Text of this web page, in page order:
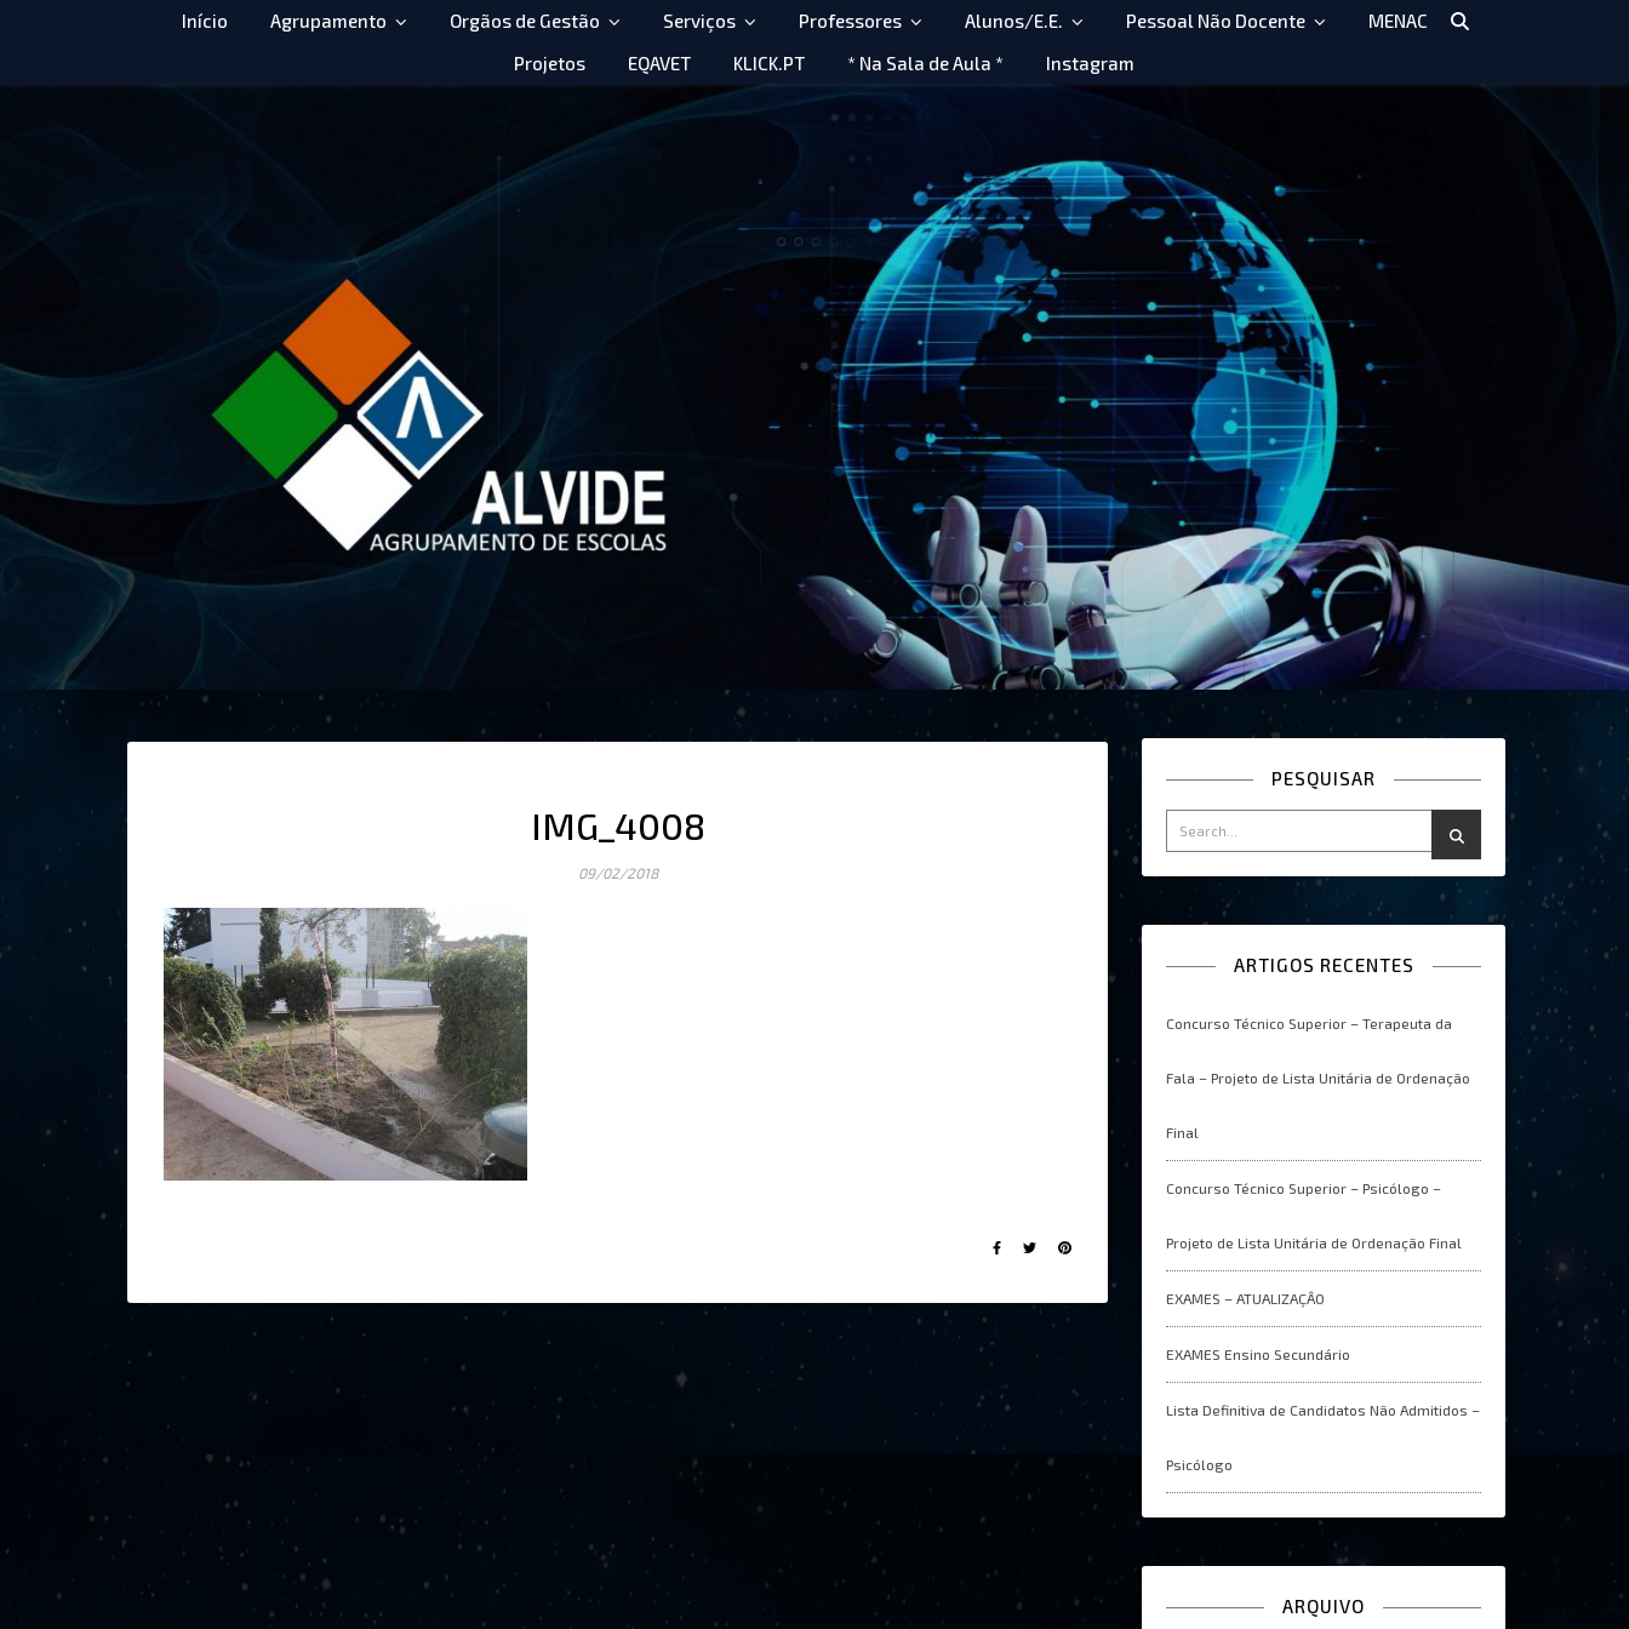
Início Agrupamento Orgãos de Gestão Serviços Professores Alunos/E.E. Pessoal Não Docente
MENAC
Projetos
EQAVET KLICK.PT * Na Sala de Aula * Instagram
IMG_4008
09/02/2018
PESQUISAR
ARTIGOS RECENTES
Concurso Técnico Superior – Terapeuta da
Fala – Projeto de Lista Unitária de Ordenação
Final
Concurso Técnico Superior – Psicólogo –
Projeto de Lista Unitária de Ordenação Final
EXAMES – ATUALIZAÇÂO
EXAMES Ensino Secundário
Lista Definitiva de Candidatos Não Admitidos –
Psicólogo
ARQUIVO